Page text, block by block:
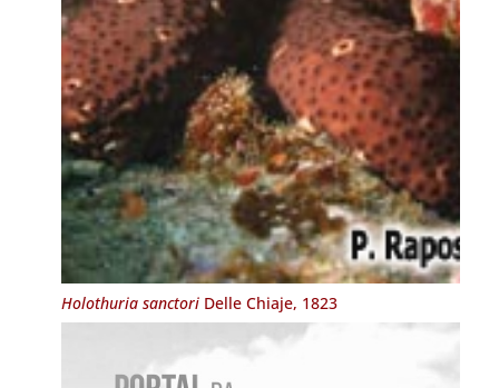
Holothuria sanctoriDelle Chiaje, 1823